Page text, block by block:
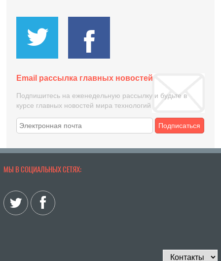
Email рассылка главных новостей
Подпишитесь на еженедельную рассылку и будьте в
курсе главных новостей мира технологий
Подписаться
МЫ В СОЦИАЛЬНЫХ СЕТЯХ: